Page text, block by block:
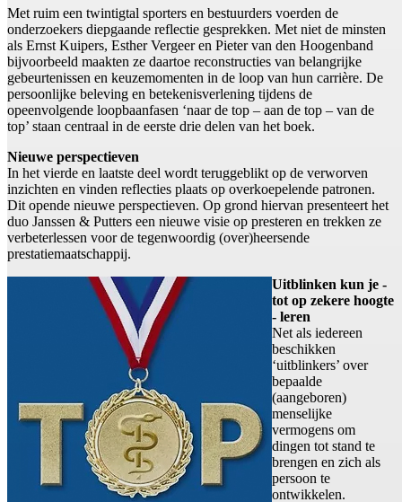
Met ruim een twintigtal sporters en bestuurders voerden de
onderzoekers diepgaande reflectie gesprekken. Met niet de minsten
als Ernst Kuipers, Esther Vergeer en Pieter van den Hoogenband
bijvoorbeeld maakten ze daartoe reconstructies van belangrijke
gebeurtenissen en keuzemomenten in de loop van hun carrière. De
persoonlijke beleving en betekenisverlening tijdens de
opeenvolgende loopbaanfasen ‘naar de top – aan de top – van de
top’ staan centraal in de eerste drie delen van het boek.
Nieuwe perspectieven
In het vierde en laatste deel wordt teruggeblikt op de verworven
inzichten en vinden reflecties plaats op overkoepelende patronen.
Dit opende nieuwe perspectieven. Op grond hiervan presenteert het
duo Janssen & Putters een nieuwe visie op presteren en trekken ze
verbeterlessen voor de tegenwoordig (over)heersende
prestatiemaatschappij.
Uitblinken kun je -
tot op zekere hoogte
- leren
Net als iedereen
beschikken
‘uitblinkers’ over
bepaalde
(aangeboren)
menselijke
vermogens om
dingen tot stand te
brengen en zich als
persoon te
ontwikkelen.